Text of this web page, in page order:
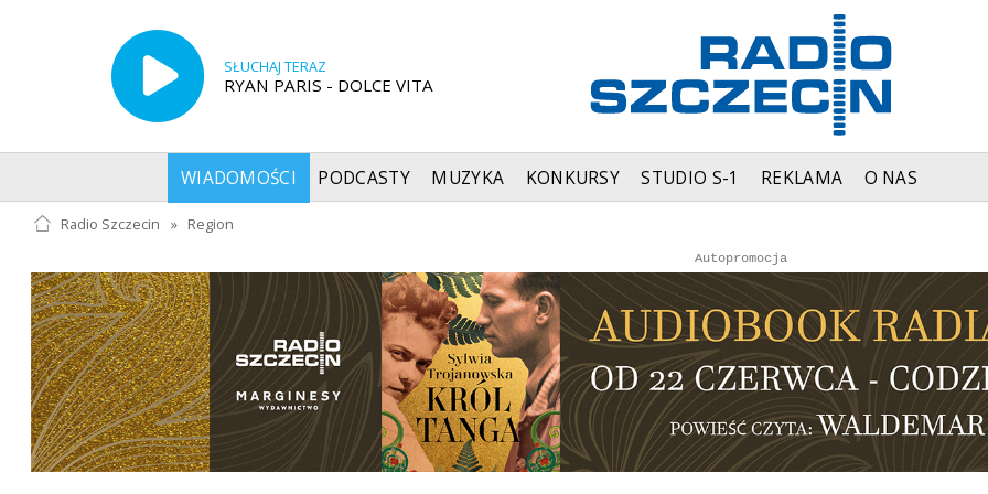
SŁUCHAJ TERAZ
RYAN PARIS - DOLCE VITA
WIADOMOŚCI PODCASTY MUZYKA KONKURSY STUDIO S-1 REKLAMA O NAS
Radio Szczecin » Region
Autopromocja
Autopromocja
Reklama